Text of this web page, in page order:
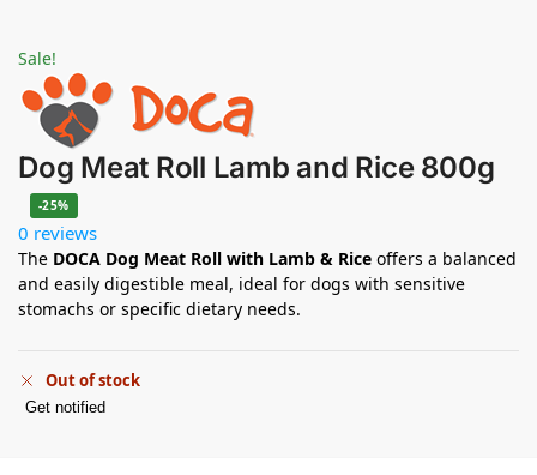
Sale!
Dog Meat Roll Lamb and Rice 800g
-25%
0 reviews
The DOCA Dog Meat Roll with Lamb & Rice offers a balanced
and easily digestible meal, ideal for dogs with sensitive
stomachs or specific dietary needs.
Out of stock
Get notified